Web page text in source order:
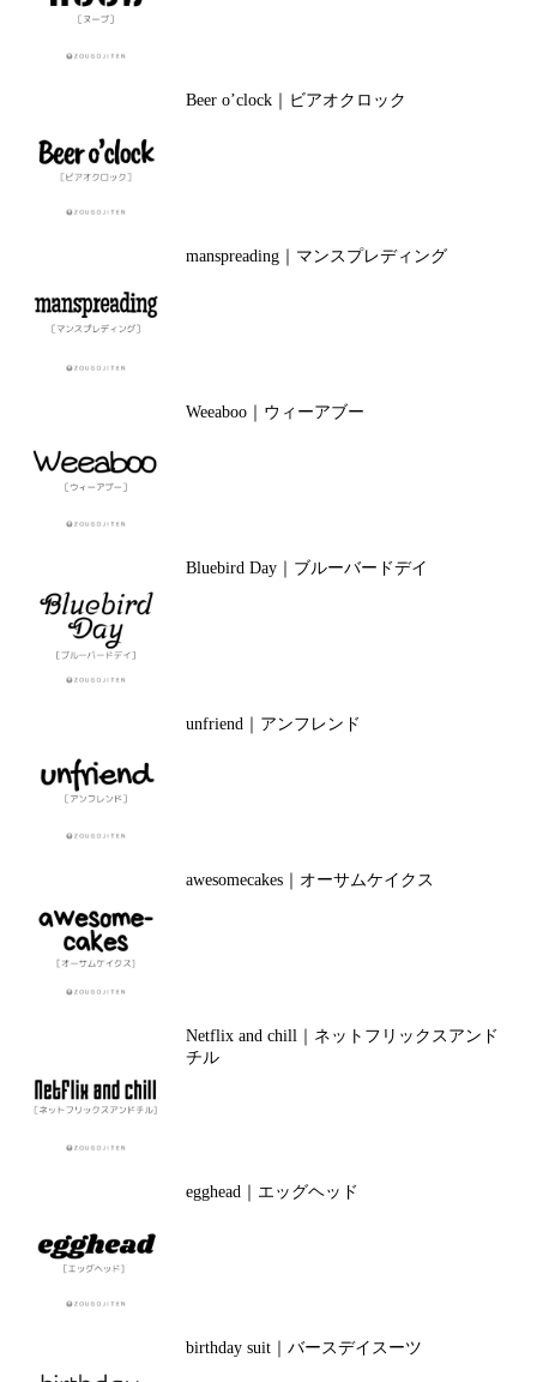
Beer o’clock｜ビアオクロック
manspreading｜マンスプレディング
Weeaboo｜ウィーアブー
Bluebird Day｜ブルーバードデイ
unfriend｜アンフレンド
awesomecakes｜オーサムケイクス
Netflix and chill｜ネットフリックスアンド
チル
egghead｜エッグヘッド
birthday suit｜バースデイスーツ